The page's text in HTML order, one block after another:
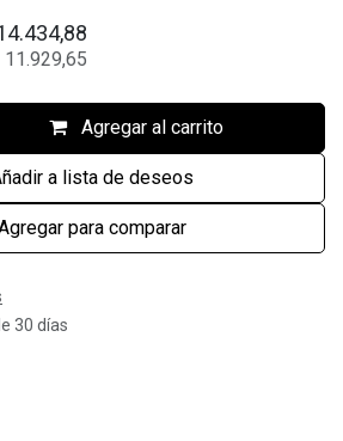
11.929,65
Agregar al carrito
para comparar
a lista de deseos
30 días